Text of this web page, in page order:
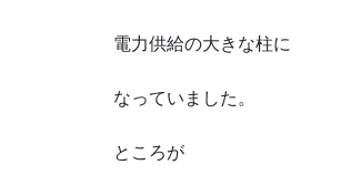
電力供給の大きな柱に
なっていました。
ところが